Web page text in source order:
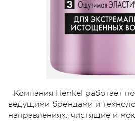
Компания Henkel работает
ведущими брендами и
направлениях: чистящие и